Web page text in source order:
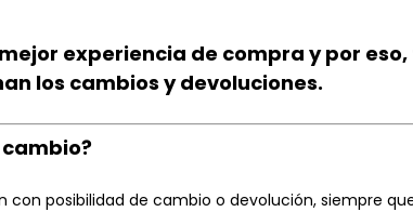
experiencia de compra y por eso,
los cambios y devoluciones.
con posibilidad de cambio o devolución, siempre